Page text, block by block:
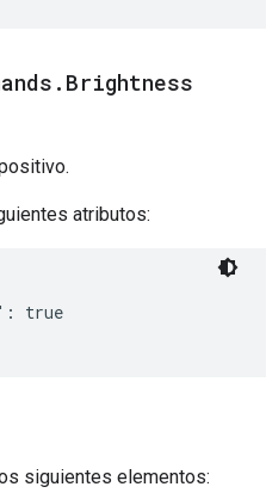
. Brightness
atributos:
true
siguientes elementos: